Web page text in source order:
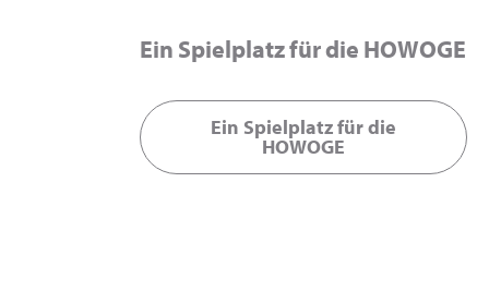
Ein Spielplatz für die HOWOGE
Ein Spielplatz für die
HOWOGE